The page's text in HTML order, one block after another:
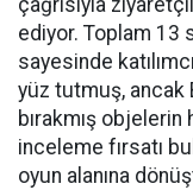
ediyor. Toplam 13
sayesinde
yüz tutmuş, ancak
bırakmış
inceleme fırsatı
oyun alanına